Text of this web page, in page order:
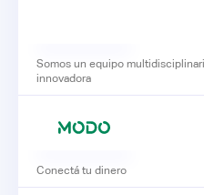
Somos un equipo
innovadora
Conectá tu dinero